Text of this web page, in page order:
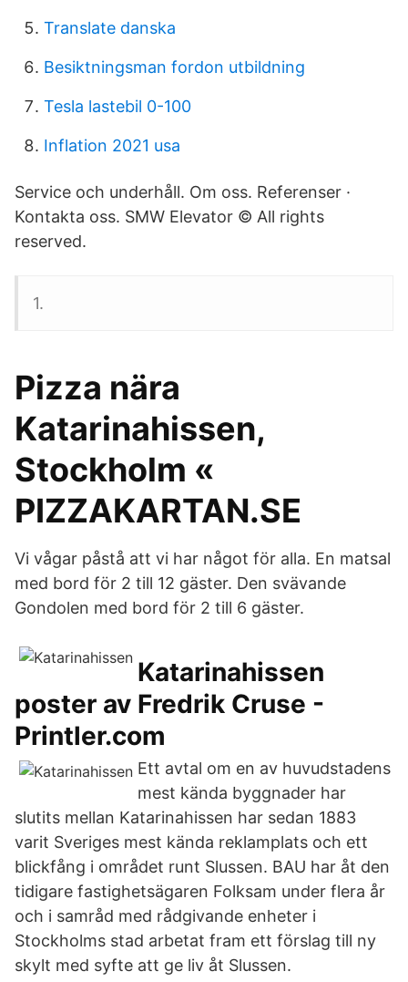
Translate danska
Besiktningsman fordon utbildning
Tesla lastebil 0-100
Inflation 2021 usa
Service och underhåll. Om oss. Referenser ·
Kontakta oss. SMW Elevator © All rights
reserved.
1.
Pizza nära
Katarinahissen,
Stockholm «
PIZZAKARTAN.SE
Vi vågar påstå att vi har något för alla. En matsal
med bord för 2 till 12 gäster. Den svävande
Gondolen med bord för 2 till 6 gäster.
Katarinahissen
poster av Fredrik Cruse -
Printler.com
Ett avtal om en av huvudstadens
mest kända byggnader har
slutits mellan Katarinahissen har sedan 1883
varit Sveriges mest kända reklamplats och ett
blickfång i området runt Slussen. BAU har åt den
tidigare fastighetsägaren Folksam under flera år
och i samråd med rådgivande enheter i
Stockholms stad arbetat fram ett förslag till ny
skylt med syfte att ge liv åt Slussen.